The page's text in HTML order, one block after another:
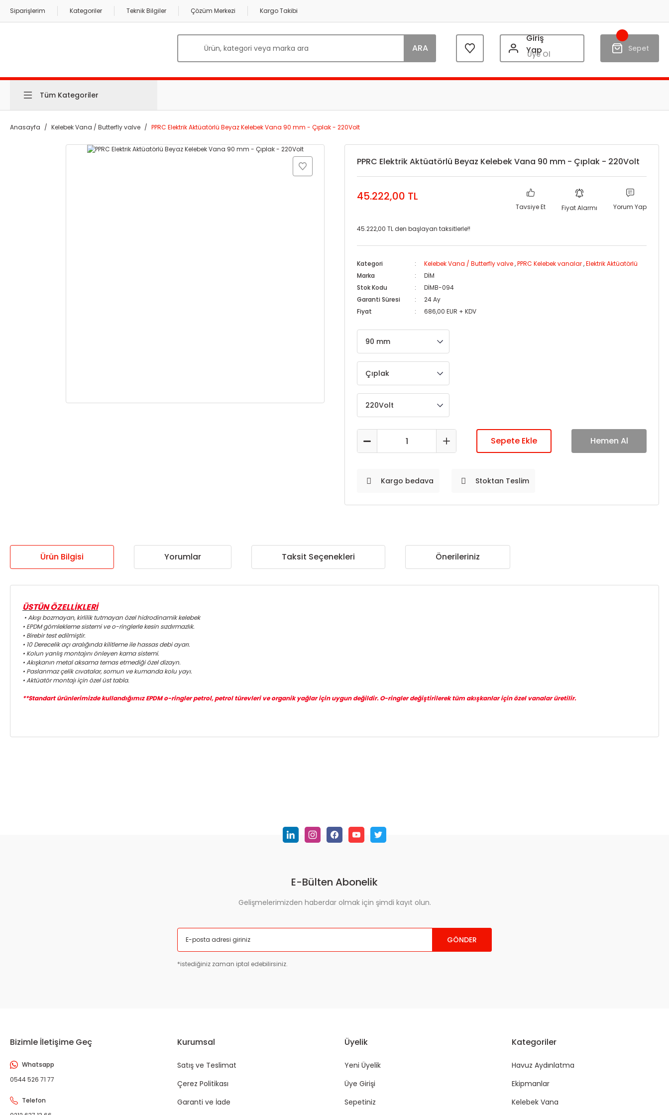
Siparişlerim Kategoriler Teknik Bilgiler Çözüm Merkezi Kargo Takibi
ARA
Giriş
Yap
Üye Ol
Sepet
Tüm Kategoriler
Anasayfa Kelebek Vana / Butterfly valve PPRC Elektrik Aktüatörlü Beyaz Kelebek Vana 90 mm - Çıplak - 220Volt
PPRC Elektrik Aktüatörlü Beyaz Kelebek Vana 90 mm - Çıplak - 220Volt
45.222,00 TL
Tavsiye Et Fiyat Alarmı Yorum Yap
45.222,00 TL den başlayan taksitlerle!!
Kategori Kelebek Vana / Butterfly valve,PPRC Kelebek vanalar,Elektrik Aktüatörlü
Marka
DİM
Stok Kodu
DİMB-094
Garanti Süresi
24 Ay
Fiyat
686,00 EUR + KDV
Sepete Ekle Hemen Al
Kargo bedava Stoktan Teslim
Ürün Bilgisi Yorumlar Taksit Seçenekleri Önerileriniz
ÜSTÜN ÖZELLİKLERİ
• Akışı bozmayan, kirlilik tutmayan özel hidrodinamik kelebek
• EPDM gömlekleme sistemi ve o-ringlerle kesin sızdırmazlık.
• Birebir test edilmiştir.
• 10 Derecelik açı aralığında kilitleme ile hassas debi ayarı.
• Kolun yanlış montajını önleyen kama sistemi.
• Akışkanın metal aksama temas etmediği özel dizayn.
• Paslanmaz çelik cıvatalar, somun ve kumanda kolu yayı.
• Aktüatör montajı için özel üst tabla.
**Standart ürünlerimizde kullandığımız EPDM o-ringler petrol, petrol türevleri ve organik yağlar için uygun değildir. O-ringler değiştirilerek tüm akışkanlar için özel vanalar üretilir.
E-Bülten Abonelik
Gelişmelerimizden haberdar olmak için şimdi kayıt olun.
GÖNDER
*istediğiniz zaman iptal edebilirsiniz.
Bizimle İletişime Geç
Whatsapp
0544 526 71 77
Telefon
Kurumsal
Satış ve Teslimat
Çerez Politikası
Garanti ve İade
Üyelik
Yeni Üyelik
Üye Girişi
Sepetiniz
Kategoriler
Havuz Aydınlatma
Ekipmanlar
Kelebek Vana